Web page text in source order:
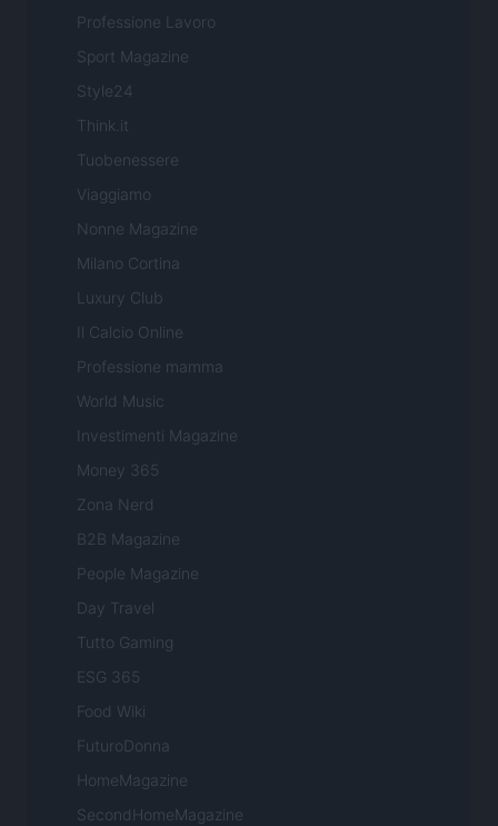
Professione Lavoro
Sport Magazine
Style24
Think.it
Tuobenessere
Viaggiamo
Nonne Magazine
Milano Cortina
Luxury Club
Il Calcio Online
Professione mamma
World Music
Investimenti Magazine
Money 365
Zona Nerd
B2B Magazine
People Magazine
Day Travel
Tutto Gaming
ESG 365
Food Wiki
FuturoDonna
HomeMagazine
SecondHomeMagazine